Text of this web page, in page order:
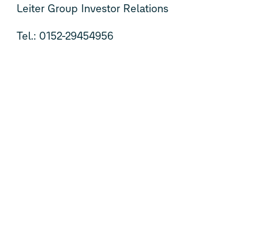
Leiter Group Investor Relations
Tel.: 0152-29454956